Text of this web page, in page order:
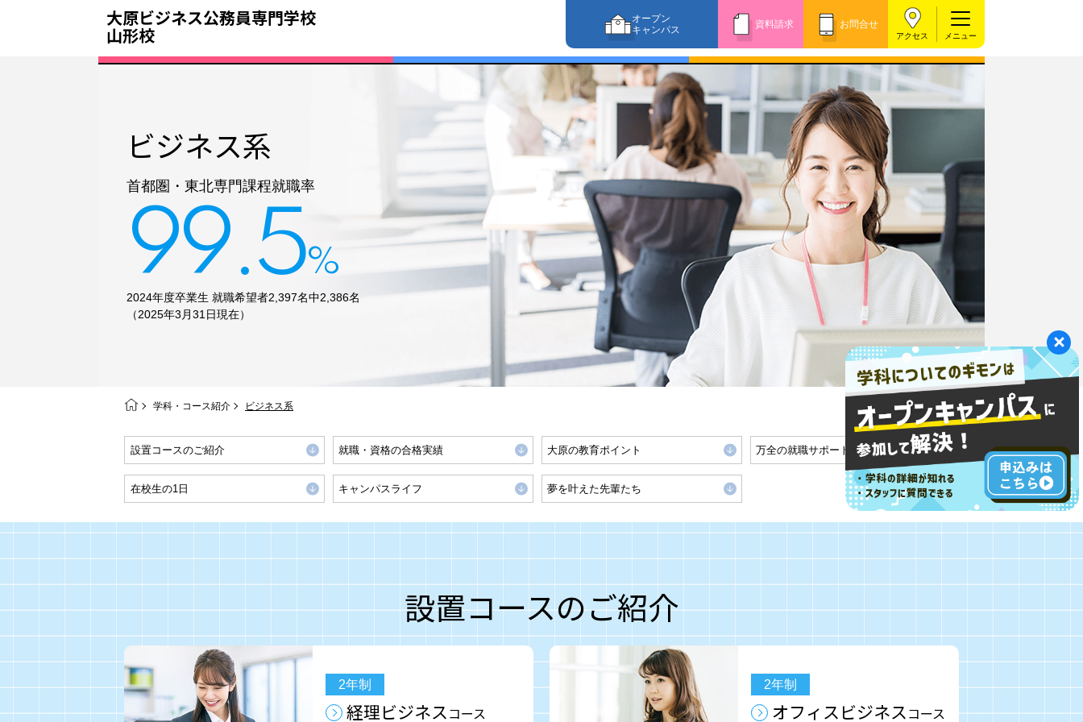
大原ビジネス公務員専門学校
山形校
オープン
キャンパス
資料請求 お問合せ
アクセス
ビジネス系
首都圏・東北専門課程就職率
99.5%
2024年度卒業生就職希望者2,397名中2,386名
（2025年3月31日現在）
学科・コース紹介 ビジネス系
設置コースのご紹介 就職・資格の合格実績 大原の教育ポイント 万全の就職サポート体制
在校生の1日 キャンパスライフ 夢を叶えた先輩たち
設置コースのご紹介
2年制
経理ビジネスコース
2年制
オフィスビジネスコース